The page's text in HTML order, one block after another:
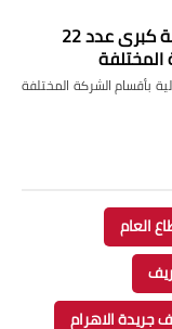
اعلان وظائف شركة استثمارية كبرى عدد 22
كبرى عدد 22 وظيفة خالية بأقسام الشركة المختلفة
العام
جريدة الاهرام